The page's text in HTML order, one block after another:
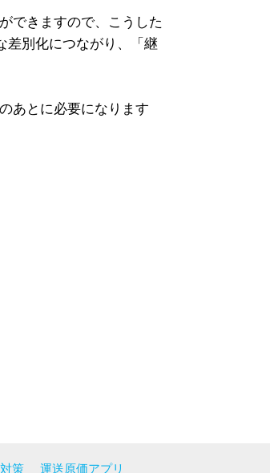
できますので、こうした
差別化につながり、「継
あとに必要になります
策 運送原価アプリ